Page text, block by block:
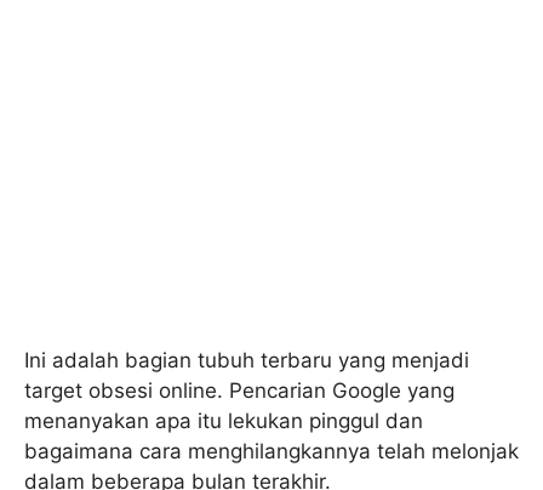
Ini adalah bagian tubuh terbaru yang menjadi
target obsesi online. Pencarian Google yang
menanyakan apa itu lekukan pinggul dan
bagaimana cara menghilangkannya telah melonjak
dalam beberapa bulan terakhir.